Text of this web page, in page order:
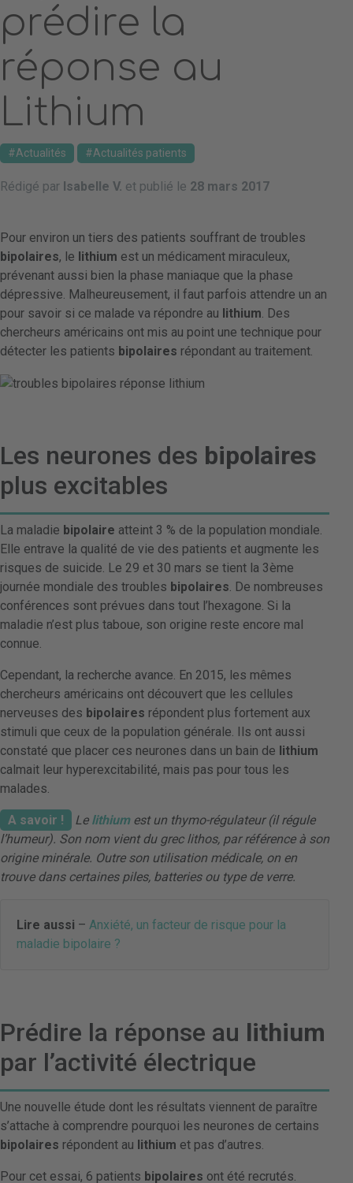
prédire la
réponse au
Lithium
Actualités Actualités patients
Rédigé par Isabelle V. et publié le 28 mars 2017
Pour environ un tiers des patients souffrant de troubles
bipolaires, le lithium est un médicament miraculeux,
prévenant aussi bien la phase maniaque que la phase
dépressive. Malheureusement, il faut parfois attendre un an
pour savoir si ce malade va répondre au lithium. Des
chercheurs américains ont mis au point une technique pour
détecter les patients bipolaires répondant au traitement.
Les neurones des bipolaires
plus excitables
La maladie bipolaire atteint 3 % de la population mondiale.
Elle entrave la qualité de vie des patients et augmente les
risques de suicide. Le 29 et 30 mars se tient la 3ème
journée mondiale des troubles bipolaires . De nombreuses
conférences sont prévues dans tout l’hexagone. Si la
maladie n’est plus taboue, son origine reste encore mal
connue.
Cependant, la recherche avance. En 2015, les mêmes
chercheurs américains ont découvert que les cellules
nerveuses des bipolaires répondent plus fortement aux
stimuli que ceux de la population générale. Ils ont aussi
constaté que placer ces neurones dans un bain de lithium
calmait leur hyperexcitabilité, mais pas pour tous les
malades.
A savoir ! Le lithiumest un thymo-régulateur (il régule
l’humeur). Son nom vient du grec lithos, par référence à son
origine minérale. Outre son utilisation médicale, on en
trouve dans certaines piles, batteries ou type de verre.
Lire aussi – Anxiété, un facteur de risque pour la
maladie bipolaire ?
Prédire la réponse au lithium
par l’activité électrique
Une nouvelle étude dont les résultats viennent de paraître
s’attache à comprendre pourquoi les neurones de certains
bipolaires répondent au lithium et pas d’autres.
Pour cet essai, 6 patients bipolaires ont été recrutés.